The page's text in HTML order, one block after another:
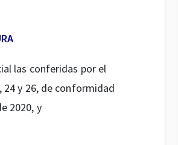
las conferidas por el
24 y 26, de conformidad
2020, y